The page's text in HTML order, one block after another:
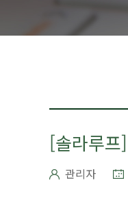
[솔라루프
관리자